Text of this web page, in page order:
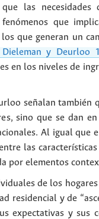
las
fenómenos que
que generan un
y Deurloo
en los niveles de
señalan
sino que se dan
Al igual
las
por elementos
de los
residencial y de
expectativas y sus